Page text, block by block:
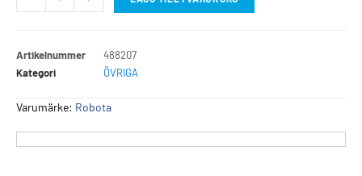
Artikelnummer
488207
Kategori
ÖVRIGA
Varumärke: Robota